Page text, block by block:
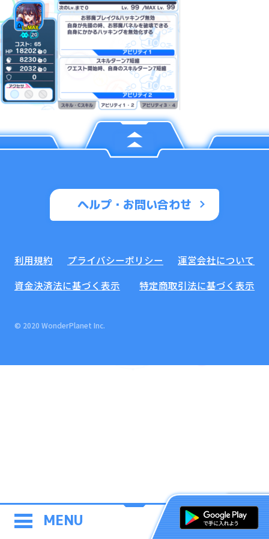
MENU
ヘルプ・お問い合わせ
利用規約 プライバシーポリシー
運営会社について
資金決済法に基づく表示
特定商取引法に基づく表示
© 2020 WonderPlanet Inc.